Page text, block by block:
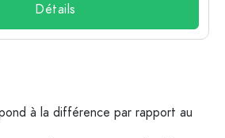
Détails
à la différence par rapport au